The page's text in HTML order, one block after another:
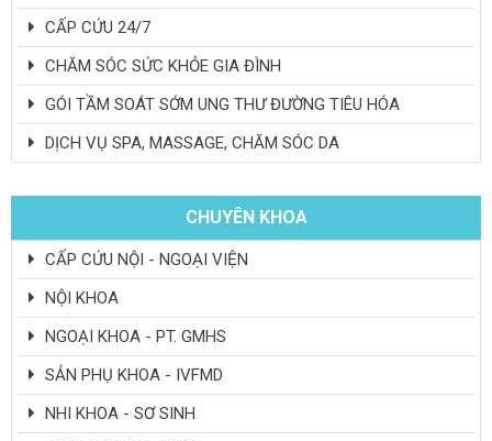
CẤP CỨU 24/7
CHĂM SÓC SỨC KHỎE GIA ĐÌNH
GÓI TẦM SOÁT SỚM UNG THƯ ĐƯỜNG TIÊU HÓA
DỊCH VỤ SPA, MASSAGE, CHĂM SÓC DA
CHUYÊN KHOA
CẤP CỨU NỘI - NGOẠI VIỆN
NỘI KHOA
NGOẠI KHOA - PT. GMHS
SẢN PHỤ KHOA - IVFMD
NHI KHOA - SƠ SINH